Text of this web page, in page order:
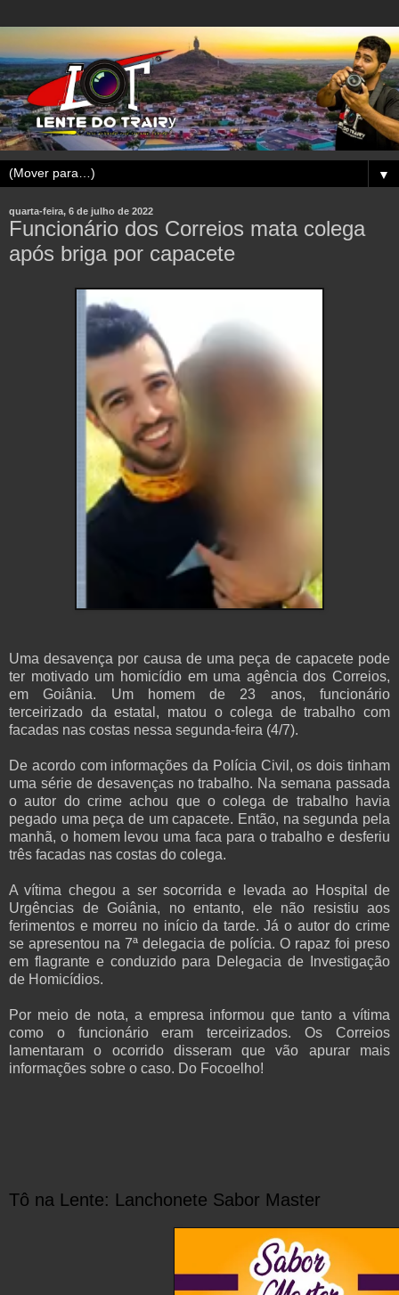
▼
quarta-feira, 6 de julho de 2022
Funcionário dos Correios mata colega
após briga por capacete
Uma desavença por causa de uma peça de capacete pode
ter motivado um homicídio em uma agência dos Correios,
em Goiânia. Um homem de 23 anos, funcionário
terceirizado da estatal, matou o colega de trabalho com
facadas nas costas nessa segunda-feira (4/7).
De acordo com informações da Polícia Civil, os dois tinham
uma série de desavenças no trabalho. Na semana passada
o autor do crime achou que o colega de trabalho havia
pegado uma peça de um capacete. Então, na segunda pela
manhã, o homem levou uma faca para o trabalho e desferiu
três facadas nas costas do colega.
A vítima chegou a ser socorrida e levada ao Hospital de
Urgências de Goiânia, no entanto, ele não resistiu aos
ferimentos e morreu no início da tarde. Já o autor do crime
se apresentou na 7ª delegacia de polícia. O rapaz foi preso
em flagrante e conduzido para Delegacia de Investigação
de Homicídios.
Por meio de nota, a empresa informou que tanto a vítima
como o funcionário eram terceirizados. Os Correios
lamentaram o ocorrido disseram que vão apurar mais
informações sobre o caso. Do Focoelho!
Tô na Lente: Lanchonete Sabor Master